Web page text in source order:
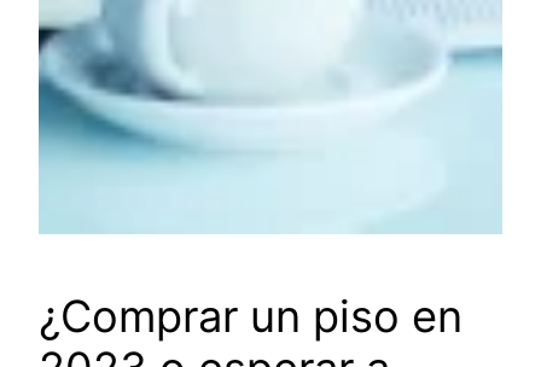
¿Comprar un piso en